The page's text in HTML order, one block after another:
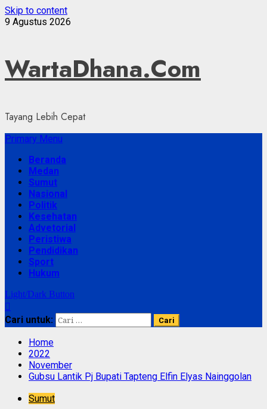
Skip to content
9 Agustus 2026
WartaDhana.Com
Tayang Lebih Cepat
Primary Menu
Beranda
Medan
Sumut
Nasional
Politik
Kesehatan
Advetorial
Peristiwa
Pendidikan
Sport
Hukum
Light/Dark Button
Cari untuk:
Home
2022
November
Gubsu Lantik Pj Bupati Tapteng Elfin Elyas Nainggolan
Sumut